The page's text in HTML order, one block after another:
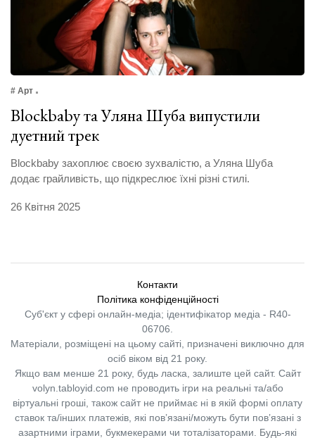
# Арт
Blockbaby та Уляна Шуба випустили
дуетний трек
Blockbaby захоплює своєю зухвалістю, а Уляна Шуба
додає грайливість, що підкреслює їхні різні стилі.
26 Квітня 2025
Контакти
Політика конфіденційності
Суб'єкт у сфері онлайн-медіа; ідентифікатор медіа - R40-
06706.
Матеріали, розміщені на цьому сайті, призначені виключно для
осіб віком від 21 року.
Якщо вам менше 21 року, будь ласка, залиште цей сайт. Сайт
volyn.tabloyid.com не проводить ігри на реальні та/або
віртуальні гроші, також сайт не приймає ні в якій формі оплату
ставок та/інших платежів, які пов’язані/можуть бути пов’язані з
азартними іграми, букмекерами чи тоталізаторами. Будь-які